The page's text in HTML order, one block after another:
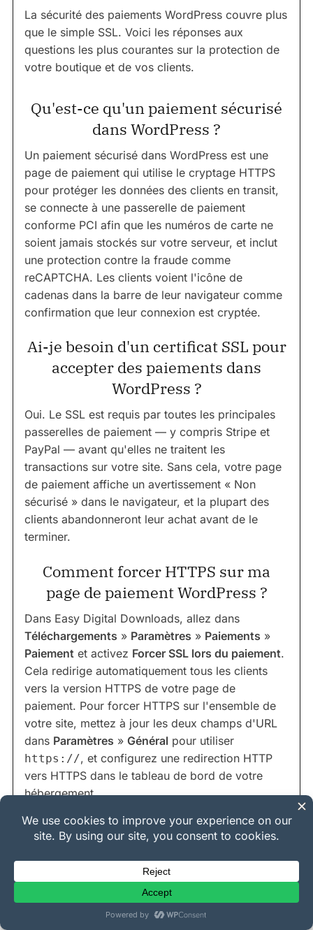
La sécurité des paiements WordPress couvre plus
que le simple SSL. Voici les réponses aux
questions les plus courantes sur la protection de
votre boutique et de vos clients.
Qu'est-ce qu'un paiement sécurisé
dans WordPress ?
Un paiement sécurisé dans WordPress est une
page de paiement qui utilise le cryptage HTTPS
pour protéger les données des clients en transit,
se connecte à une passerelle de paiement
conforme PCI afin que les numéros de carte ne
soient jamais stockés sur votre serveur, et inclut
une protection contre la fraude comme
reCAPTCHA. Les clients voient l'icône de
cadenas dans la barre de leur navigateur comme
confirmation que leur connexion est cryptée.
Ai-je besoin d'un certificat SSL pour
accepter des paiements dans
WordPress ?
Oui. Le SSL est requis par toutes les principales
passerelles de paiement — y compris Stripe et
PayPal — avant qu'elles ne traitent les
transactions sur votre site. Sans cela, votre page
de paiement affiche un avertissement « Non
sécurisé » dans le navigateur, et la plupart des
clients abandonneront leur achat avant de le
terminer.
Comment forcer HTTPS sur ma
page de paiement WordPress ?
Dans Easy Digital Downloads, allez dans
Téléchargements » Paramètres » Paiements »
Paiement et activez Forcer SSL lors du paiement.
Cela redirige automatiquement tous les clients
vers la version HTTPS de votre page de
paiement. Pour forcer HTTPS sur l'ensemble de
votre site, mettez à jour les deux champs d'URL
dans Paramètres » Général pour utiliser
https://, et configurez une redirection HTTP
vers HTTPS dans le tableau de bord de votre
hébergement.
Easy Digital Downloads est-il
conforme PCI ?
Easy Digital Downloads ne traite pas les données
de carte directement — il se connecte à des
passerelles certifiées comme Stripe et PayPal qui